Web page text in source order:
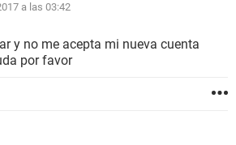
a las 03:42
y no me acepta mi nueva cuenta
por favor